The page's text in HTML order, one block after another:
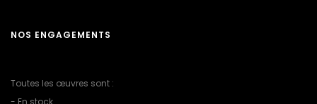
NOS ENGAGEMENTS
Toutes les œuvres sont :
- En stock